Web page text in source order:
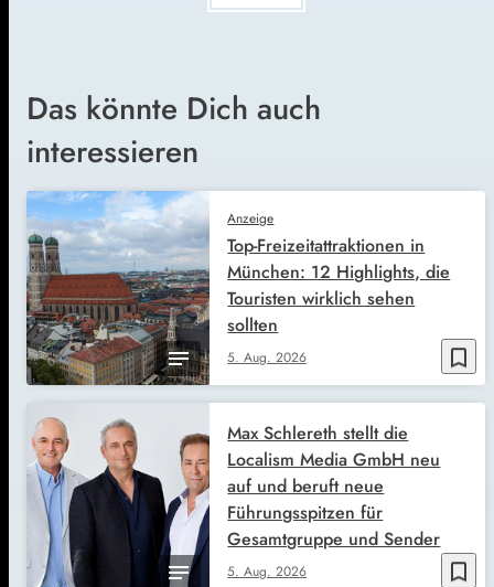
Das könnte Dich auch
interessieren
bookmark_border
Anzeige
5. Aug. 2026
Top-Freizeitattraktionen in
München: 12 Highlights, die
Touristen wirklich sehen
sollten
bookmark_border
5. Aug. 2026
Max Schlereth stellt die
Localism Media GmbH neu
auf und beruft neue
Führungsspitzen für
Gesamtgruppe und Sender